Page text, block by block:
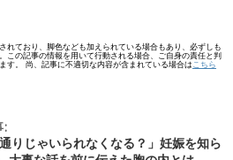
れており、脚色なども加えられている場合もあり、必ずしも
この記事の情報を用いて行動される場合、ご自身の責任と判
す。 尚、記事に不適切な内容が含まれている場合は こちら
:
通りじゃいられなくなる？」妊娠を知ら